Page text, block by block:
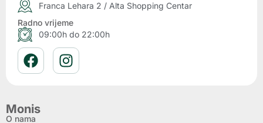
Franca Lehara 2 / Alta Shopping Centar
Radno vrijeme
09:00h do 22:00h
Monis
O nama